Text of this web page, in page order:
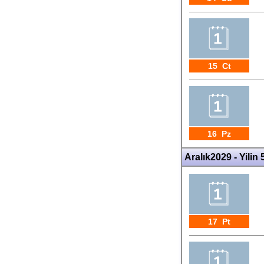
15 Ct
16 Pz
Aralık2029 - Yilin
17 Pt